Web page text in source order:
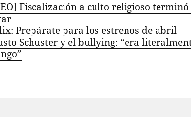
Fiscalización a culto religioso terminó
Prepárate para los estrenos de abril
Schuster y el bullying: “era